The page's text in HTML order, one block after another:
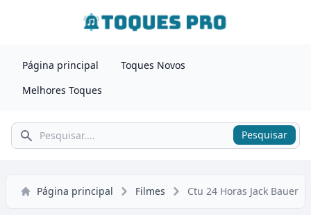
Página principal
Toques Novos
Melhores Toques
Pesquisar Pesquisar
Página principal Filmes Ctu 24 Horas Jack Bauer